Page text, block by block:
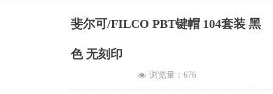
斐尔可/FILCO PBT键帽 104套装 黑
色 无刻印
넶 浏览量： 676